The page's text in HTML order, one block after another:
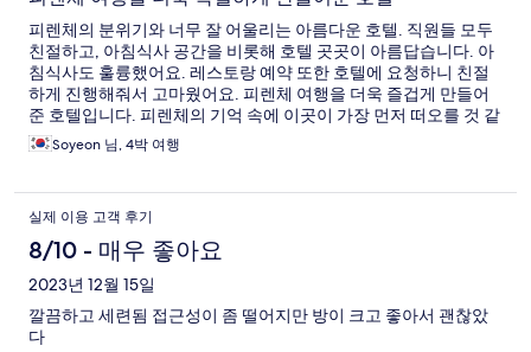
피렌체의 분위기와 너무 잘 어울리는 아름다운 호텔. 직원들 모두
친절하고, 아침식사 공간을 비롯해 호텔 곳곳이 아름답습니다. 아
침식사도 훌륭했어요. 레스토랑 예약 또한 호텔에 요청하니 친절
하게 진행해줘서 고마웠어요. 피렌체 여행을 더욱 즐겁게 만들어
준 호텔입니다. 피렌체의 기억 속에 이곳이 가장 먼저 떠오를 것 같
아요!Soyeon 님, 4박 여행
실제 이용 고객 후기
8/10 - 매우 좋아요
2023년 12월 15일
깔끔하고 세련됨 접근성이 좀 떨어지만 방이 크고 좋아서 괜찮았
다